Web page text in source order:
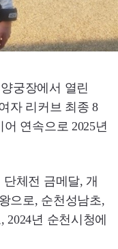
궁장에서 열린
자 리커브 최종 8
연속으로 2025년
체전 금메달, 개
으로, 순천성남초,
년 순천시청에